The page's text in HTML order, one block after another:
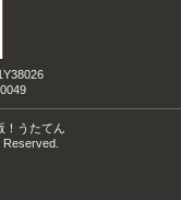
！うたてん